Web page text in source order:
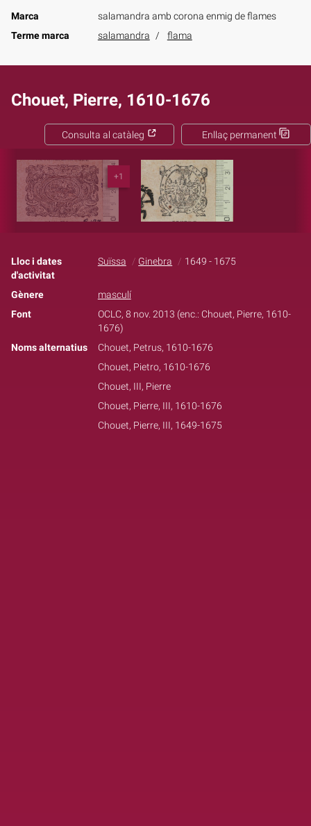
Marca
salamandra amb corona enmig de flames
Terme marca
salamandra flama
Chouet, Pierre, 1610-1676
Enllaç permanent
Consulta al catàleg
+1
Lloc i dates
d'activitat
Suïssa Ginebra 1649 - 1675
Gènere
masculí
Font
OCLC, 8 nov. 2013 (enc.: Chouet, Pierre, 1610-
1676)
Noms alternatius
Chouet, Petrus, 1610-1676
Chouet, Pietro, 1610-1676
Chouet, III, Pierre
Chouet, Pierre, III, 1610-1676
Chouet, Pierre, III, 1649-1675